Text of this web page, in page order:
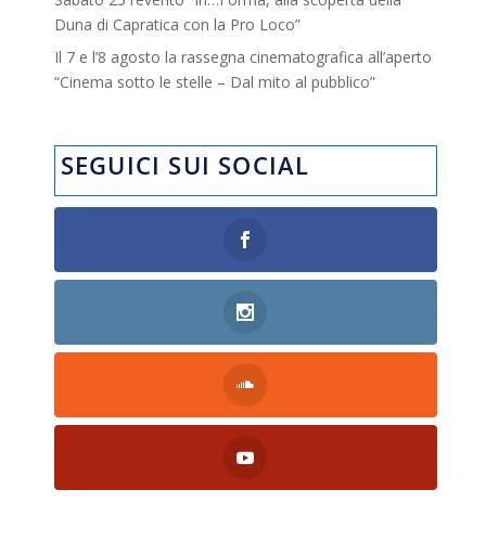
Duna di Capratica con la Pro Loco”
Il 7 e l’8 agosto la rassegna cinematografica all’aperto
“Cinema sotto le stelle – Dal mito al pubblico”
SEGUICI SUI SOCIAL